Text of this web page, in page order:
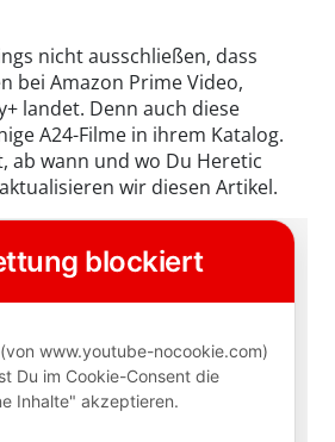
nicht ausschließen, dass
bei Amazon Prime Video,
landet. Denn auch diese
A24-Filme in ihrem Katalog.
ab wann und wo Du Heretic
wir diesen Artikel.